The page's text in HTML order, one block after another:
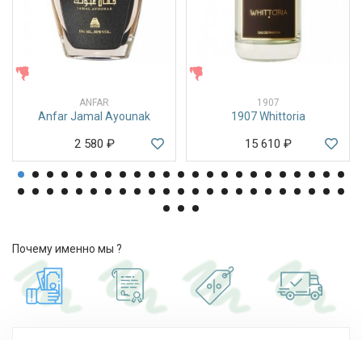
ANFAR
Anfar Jamal Ayounak
2 580 ₽
1907
1907 Whittoria
15 610 ₽
Почему именно мы ?